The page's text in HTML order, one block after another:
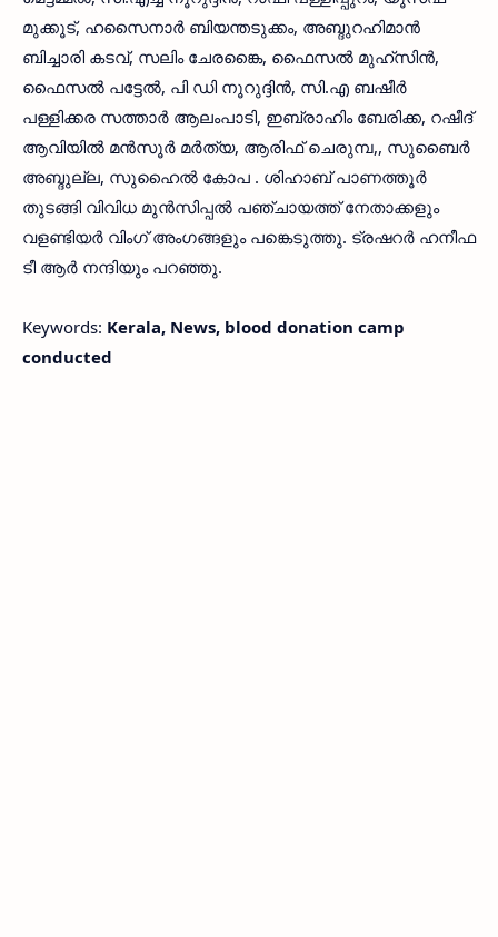
മുക്കൂട്, ഹസൈനാര്‍ ബിയന്തടുക്കം, അബ്ദുറഹിമാന്‍
ബിച്ചാരി കടവ്, സലിം ചേരങ്കൈ, ഫൈസല്‍ മുഹ്‌സിന്‍,
ഫൈസല്‍ പട്ടേല്‍, പി ഡി നൂറുദ്ദിന്‍, സി.എ ബഷീര്‍
പള്ളിക്കര സത്താര്‍ ആലംപാടി, ഇബ്രാഹിം ബേരിക്ക, റഷീദ്
ആവിയില്‍ മന്‍സൂര്‍ മര്‍ത്യ, ആരിഫ് ചെരുമ്പ,, സുബൈര്‍
അബ്ദുല്ല, സുഹൈല്‍ കോപ . ശിഹാബ് പാണത്തൂര്‍
തുടങ്ങി വിവിധ മുന്‍സിപ്പല്‍ പഞ്ചായത്ത് നേതാക്കളും
വളണ്ടിയര്‍ വിംഗ് അംഗങ്ങളും പങ്കെടുത്തു. ട്രഷറര്‍ ഹനീഫ
ടീ ആര്‍ നന്ദിയും പറഞ്ഞു.
Keywords: Kerala, News, blood donation camp
conducted